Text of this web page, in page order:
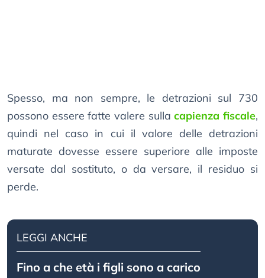
Spesso, ma non sempre, le detrazioni sul 730
possono essere fatte valere sullacapienza fiscale,
quindi nel caso in cui il valore delle detrazioni
maturate dovesse essere superiore alle imposte
versate dal sostituto, o da versare, il residuo si
perde.
LEGGI ANCHE
Fino a che età i figli sono a carico